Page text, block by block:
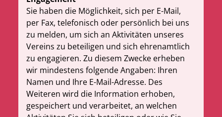
Sie haben die Möglichkeit, sich per E-Mail,
per Fax, telefonisch oder persönlich bei uns
zu melden, um sich an Aktivitäten unseres
Vereins zu beteiligen und sich ehrenamtlich
zu engagieren. Zu diesem Zwecke erheben
wir mindestens folgende Angaben: Ihren
Namen und Ihre E-Mail-Adresse. Des
Weiteren wird die Information erhoben,
gespeichert und verarbeitet, an welchen